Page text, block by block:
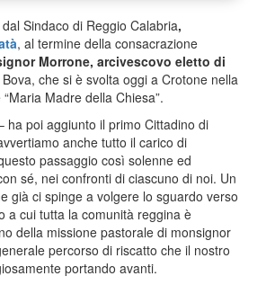
Sindaco di Reggio Calabria,
, al termine della consacrazione
Morrone, arcivescovo eletto di
che si è svolta oggi a Crotone nella
Madre della Chiesa”.
ha poi aggiunto il primo Cittadino di
anche tutto il carico di
passaggio così solenne ed
sé, nei confronti di ciascuno di noi. Un
già ci spinge a volgere lo sguardo verso
a cui tutta la comunità reggina è
della missione pastorale di monsignor
percorso di riscatto che il nostro
portando avanti.